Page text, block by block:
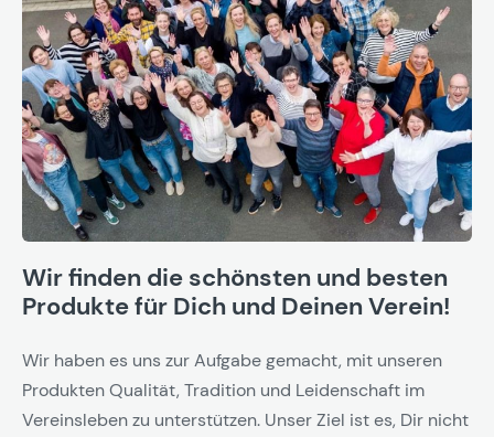
Wir finden die schönsten und besten
Produkte für Dich und Deinen Verein!
Wir haben es uns zur Aufgabe gemacht, mit unseren
Produkten Qualität, Tradition und Leidenschaft im
Vereinsleben zu unterstützen. Unser Ziel ist es, Dir nicht